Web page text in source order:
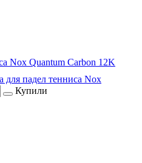
Nox Quantum Carbon 12K
для падел тенниса Nox
Купили